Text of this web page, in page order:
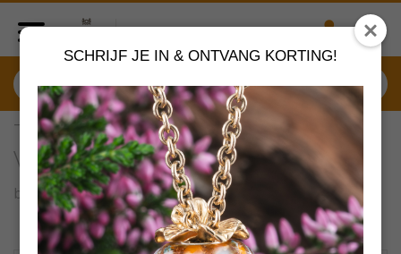
SCHRIJF JE IN & ONTVANG KORTING!
TAGBE-10278 Trollbeads
Verbinder van Licht
by Trollbeads sieraden
VERDER SHOPPEN